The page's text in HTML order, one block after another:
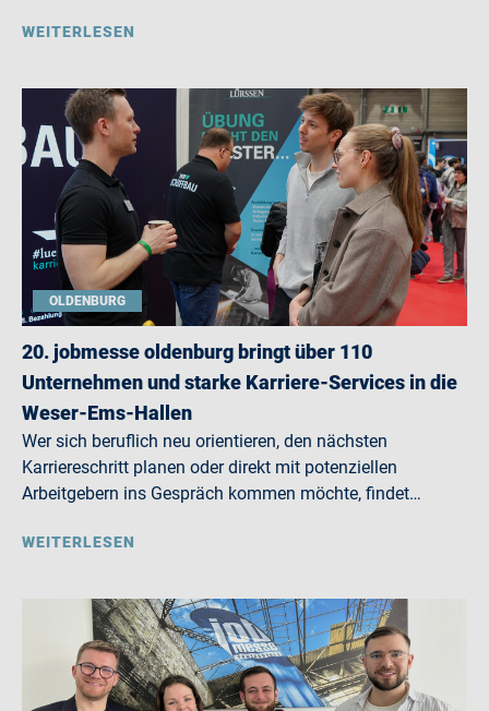
WEITERLESEN
OLDENBURG
20. jobmesse oldenburg bringt über 110
Unternehmen und starke Karriere-Services in die
Weser-Ems-Hallen
Wer sich beruflich neu orientieren, den nächsten
Karriereschritt planen oder direkt mit potenziellen
Arbeitgebern ins Gespräch kommen möchte, findet…
WEITERLESEN